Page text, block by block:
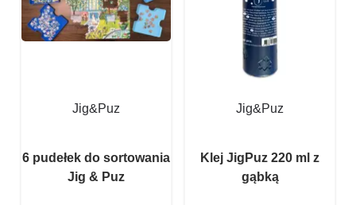
Jig&Puz
6 pudełek do sortowania
Jig & Puz
Jig&Puz
Klej JigPuz 220 ml z
gąbką